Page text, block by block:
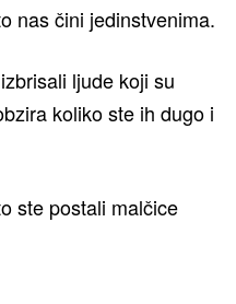
nas čini jedinstvenima.
ljude koji su
koliko ste ih dugo i
ste postali malčice